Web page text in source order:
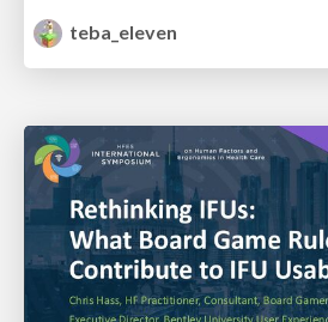
teba_eleven